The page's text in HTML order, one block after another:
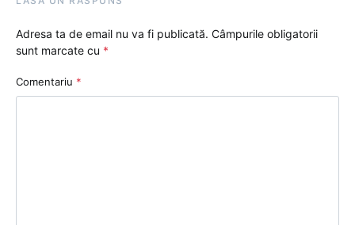
Adresa ta de email nu va fi publicată. Câmpurile obligatorii
sunt marcate cu *
Comentariu *